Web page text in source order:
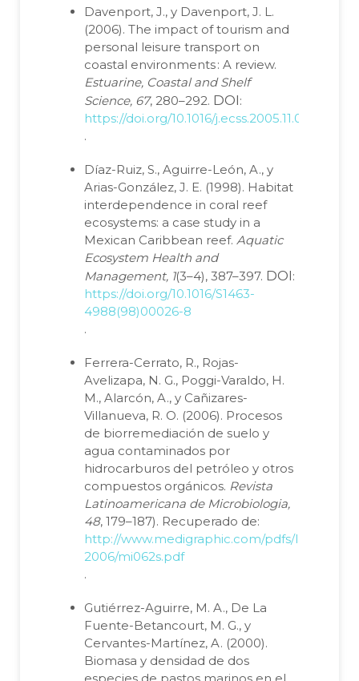
Davenport, J., y Davenport, J. L.
(2006). The impact of tourism and
personal leisure transport on
coastal environments : A review.
Estuarine, Coastal and Shelf
Science, 67, 280–292. DOI:
https://doi.org/10.1016/j.ecss.2005.11.026
.
Díaz-Ruiz, S., Aguirre-León, A., y
Arias-González, J. E. (1998). Habitat
interdependence in coral reef
ecosystems: a case study in a
Mexican Caribbean reef. Aquatic
Ecosystem Health and
Management, 1(3–4), 387–397. DOI:
https://doi.org/10.1016/S1463-
4988(98)00026-8
.
Ferrera-Cerrato, R., Rojas-
Avelizapa, N. G., Poggi-Varaldo, H.
M., Alarcón, A., y Cañizares-
Villanueva, R. O. (2006). Procesos
de biorremediación de suelo y
agua contaminados por
hidrocarburos del petróleo y otros
compuestos orgánicos. Revista
Latinoamericana de Microbiologia,
48, 179–187). Recuperado de:
http://www.medigraphic.com/pdfs/lamicro/
2006/mi062s.pdf
.
Gutiérrez-Aguirre, M. A., De La
Fuente-Betancourt, M. G., y
Cervantes-Martínez, A. (2000).
Biomasa y densidad de dos